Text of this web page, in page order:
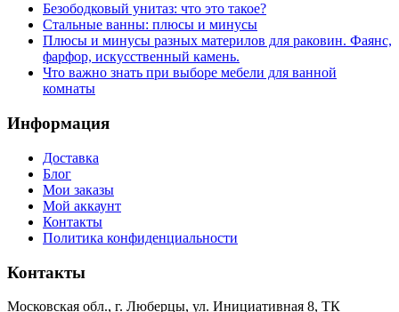
Безободковый унитаз: что это такое?
Стальные ванны: плюсы и минусы
Плюсы и минусы разных материлов для раковин. Фаянс,
фарфор, искусственный камень.
Что важно знать при выборе мебели для ванной
комнаты
Информация
Доставка
Блог
Мои заказы
Мой аккаунт
Контакты
Политика конфиденциальности
Контакты
Московская обл., г. Люберцы, ул. Инициативная 8, ТК